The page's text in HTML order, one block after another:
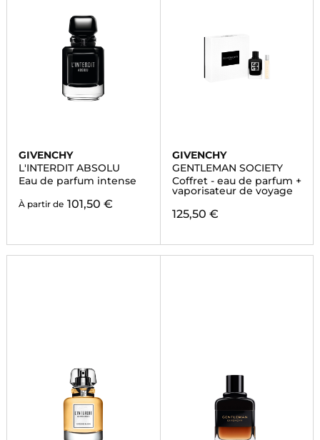
GIVENCHY
L'INTERDIT ABSOLU
Eau de parfum intense
À partir de 101,50 €
GIVENCHY
GENTLEMAN SOCIETY
Coffret - eau de parfum +
vaporisateur de voyage
125,50 €